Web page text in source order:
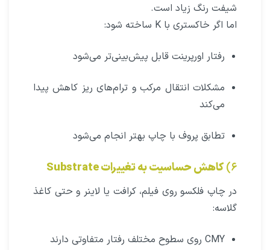
شیفت رنگ زیاد است.
اما اگر خاکستری با K ساخته شود:
رفتار اورپرینت قابل پیش‌بینی‌تر می‌شود
مشکلات انتقال مرکب و ترام‌های ریز کاهش پیدا
می‌کند
تطابق پروف با چاپ بهتر انجام می‌شود
۶) کاهش حساسیت به تغییرات Substrate
در چاپ فلکسو روی فیلم، کرافت یا لاینر و حتی کاغذ
گلاسه:
CMY روی سطوح مختلف رفتار متفاوتی دارند